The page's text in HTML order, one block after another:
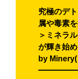
究極のデ
属や毒素
＞ミネラ
が輝き始
by Minery(